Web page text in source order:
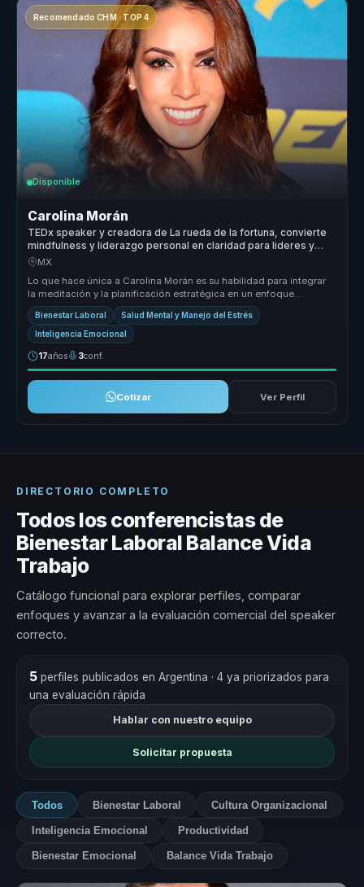
Recomendado CHM · TOP 4
Disponible
Carolina Morán
TEDx speaker y creadora de La rueda de la fortuna, convierte
mindfulness y liderazgo personal en claridad para lideres y
equipos.
MX
Lo que hace única a Carolina Morán es su habilidad para integrar
la meditación y la planificación estratégica en un enfoque
cohesivo que ...
Bienestar Laboral Salud Mental y Manejo del Estrés
Inteligencia Emocional
17años 3conf.
Cotizar Ver Perfil
DIRECTORIO COMPLETO
Todos los conferencistas de
Bienestar Laboral Balance Vida
Trabajo
Catálogo funcional para explorar perfiles, comparar
enfoques y avanzar a la evaluación comercial del speaker
correcto.
5perfiles publicados en Argentina · 4 ya priorizados para
una evaluación rápida
Hablar con nuestro equipo
Solicitar propuesta
Todos Bienestar Laboral Cultura Organizacional
Inteligencia Emocional Productividad
Bienestar Emocional Balance Vida Trabajo